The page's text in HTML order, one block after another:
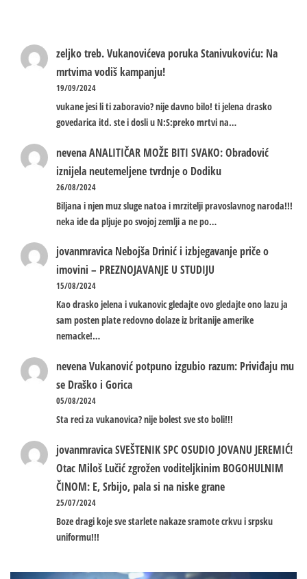
zeljko treb.Vukanovićeva poruka Stanivukoviću: Na
mrtvima vodiš kampanju!
19/09/2024
vukane jesi li ti zaboravio? nije davno bilo! ti jelena drasko
govedarica itd. ste i dosli u N:S:preko mrtvi na…
nevenaANALITIČAR MOŽE BITI SVAKO: Obradović
iznijela neutemeljene tvrdnje o Dodiku
26/08/2024
Biljana i njen muz sluge natoa i mrzitelji pravoslavnog naroda!!!
neka ide da pljuje po svojoj zemlji a ne po…
jovanmravica Nebojša Drinić i izbjegavanje priče o
imovini – PREZNOJAVANJE U STUDIJU
15/08/2024
Kao drasko jelena i vukanovic gledajte ovo gledajte ono lazu ja
sam posten plate redovno dolaze iz britanije amerike
nemacke!…
nevenaVukanović potpuno izgubio razum: Priviđaju mu
se Draško i Gorica
05/08/2024
Sta reci za vukanovica? nije bolest sve sto boli!!!
jovanmravicaSVEŠTENIK SPC OSUDIO JOVANU JEREMIĆ!
Otac Miloš Lučić zgrožen voditeljkinim BOGOHULNIM
ČINOM: E, Srbijo, pala si na niske grane
25/07/2024
Boze dragi koje sve starlete nakaze sramote crkvu i srpsku
uniformu!!!